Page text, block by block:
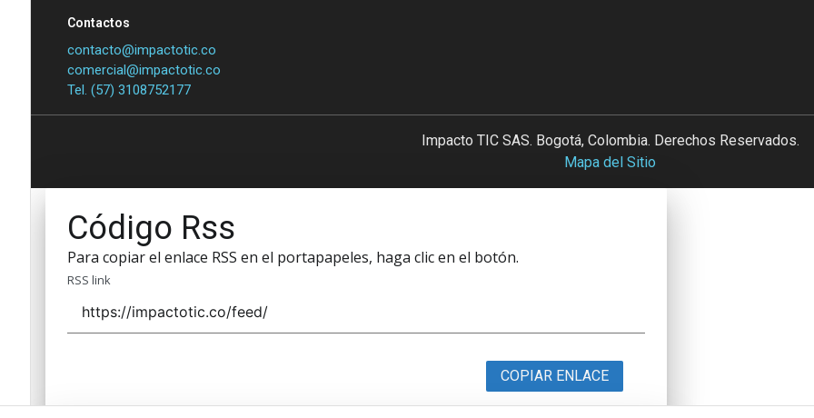
Contactos
contacto@impactotic.co
comercial@impactotic.co
Tel. (57) 3108752177
Impacto TIC SAS. Bogotá, Colombia. Derechos Reservados.
Mapa del Sitio
Código Rss
Para copiar el enlace RSS en el portapapeles, haga clic en el botón.
RSS link
COPIAR ENLACE